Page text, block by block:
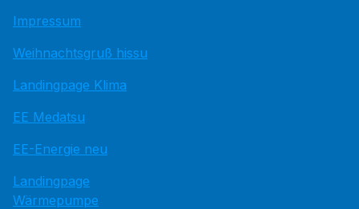
Impressum
Weihnachtsgruß hissu
Landingpage Klima
EE Medatsu
EE-Energie neu
Landingpage
Wärmepumpe